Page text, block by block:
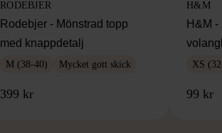
RODEBJER
Rodebjer - Mönstrad topp
med knappdetalj
M (38-40) Mycket gott skick
399 kr
H&M
H&M
XS
99 kr